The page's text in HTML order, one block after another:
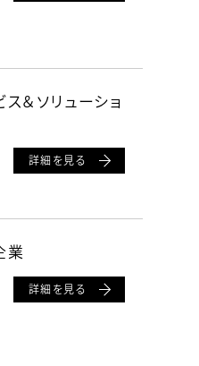
＆ソリューショ
詳細を見る
業
詳細を見る